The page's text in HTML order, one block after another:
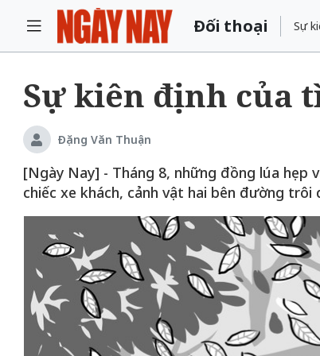
Đối thoại Sự
Sự kiên định của
Đặng Văn Thuận
[Ngày Nay] - Tháng 8, những đồng lúa hẹp
chiếc xe khách, cảnh vật hai bên đường trôi